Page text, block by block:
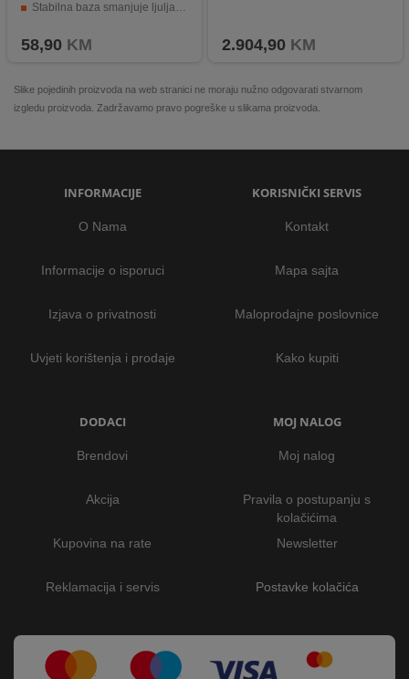
Stabilna baza smanjuje ljuljanje i poboljšava sigurnost
58,90 KM 2.904,90 KM
Slike pojedinih proizvoda na web stranici ne moraju nužno odgovarati stvarnom
izgledu proizvoda. Zadržavamo pravo pogreške u slikama proizvoda.
INFORMACIJE
O Nama
Informacije o isporuci
Izjava o privatnosti
Uvjeti korištenja i prodaje
KORISNIČKI SERVIS
Kontakt
Mapa sajta
Maloprodajne poslovnice
Kako kupiti
DODACI
Brendovi
Akcija
Kupovina na rate
Reklamacija i servis
MOJ NALOG
Moj nalog
Pravila o postupanju s
kolačićima
Newsletter
Postavke kolačića